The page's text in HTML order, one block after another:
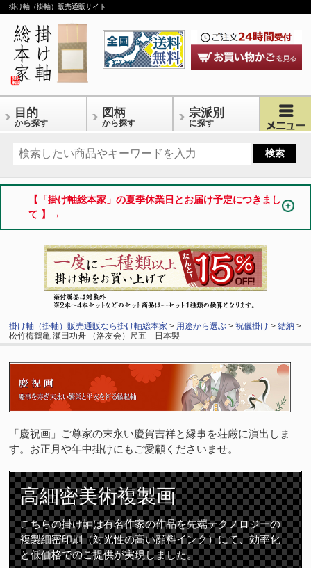
掛け軸（掛軸）販売通販サイト
目的
から探す
図柄
から探す
宗派別
に探す
【「掛け軸総本家」の夏季休業日とお届け予定につきまし
て 】→
掛け軸（掛軸）販売通販なら掛け軸総本家 > 用途から選ぶ >祝儀掛け >結納 >
松竹梅鶴亀 瀬田功舟 （洛友会）尺五 日本製
「慶祝画」ご尊家の末永い慶賀吉祥と縁事を荘厳に演出しま
す。お正月や年中掛けにもご愛顧くださいませ。
高細密美術複製画
こちらの掛け軸は有名作家の作品を先端テクノロジーの
複製細密印刷（対光性の高い顔料インク）にて、効率化
と低価格でのご提供が実現しました。